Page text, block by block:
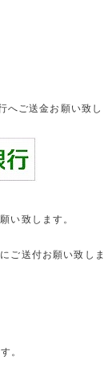
へご送金お願い致し
い致します。
ご送付お願い致しま
。